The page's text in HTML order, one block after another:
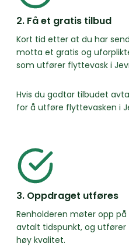
2. Få et gratis tilbud
Kort tid etter at du har
motta et gratis og
som utfører flyttevask i
Hvis du godtar tilbudet
for å utføre flyttevasken i
3. Oppdraget utføres
Renholderen møter opp
avtalt tidspunkt, og
høy kvalitet.